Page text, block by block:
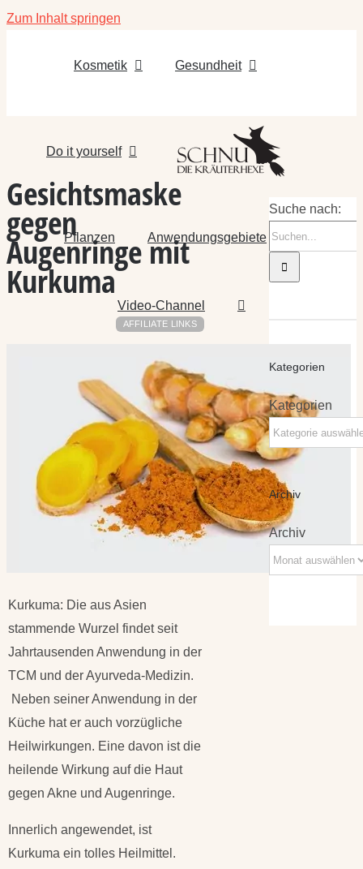
Zum Inhalt springen
Kosmetik Gesundheit
Do it yourself
Pflanzen Anwendungsgebiete
Video-Channel
Gesichtsmaske
gegen
Augenringe mit
Kurkuma
AFFILIATE LINKS
Kurkuma: Die aus Asien
stammende Wurzel findet seit
Jahrtausenden Anwendung in der
TCM und der Ayurveda-Medizin.
Neben seiner Anwendung in der
Küche hat er auch vorzügliche
Heilwirkungen. Eine davon ist die
heilende Wirkung auf die Haut
gegen Akne und Augenringe.
Innerlich angewendet, ist
Kurkuma ein tolles Heilmittel.
Suche nach:
Kategorien
Kategorien
Archiv
Archiv